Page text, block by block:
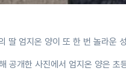
딸 엄지온 양이 또 한 번 놀라운
공개한 사진에서 엄지온 양은